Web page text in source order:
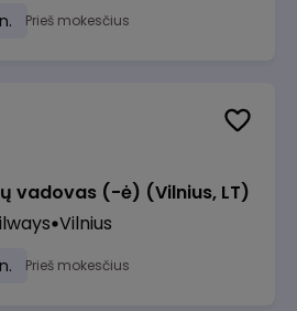
Prieš mokesčius
vadovas (-ė) (Vilnius, LT)
Vilnius
Prieš mokesčius